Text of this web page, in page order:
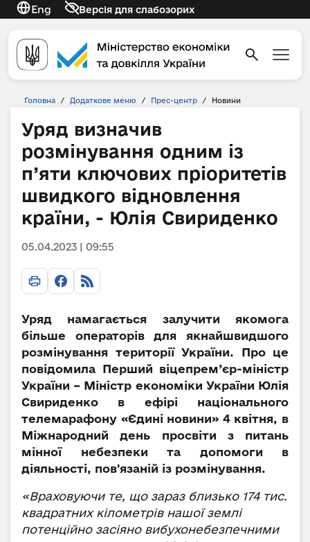
Eng Версія для слабозорих
Головна / Додаткове меню / Прес-центр / Новини
Уряд визначив
розмінування одним із
п’яти ключових пріоритетів
швидкого відновлення
країни, - Юлія Свириденко
05.04.2023 | 09:55
Уряд намагається залучити якомога
більше операторів для якнайшвидшого
розмінування території України. Про це
повідомила Перший віцепрем’єр-міністр
України – Міністр економіки України Юлія
Свириденко в ефірі національного
телемарафону «Єдині новини» 4 квітня, в
Міжнародний день просвіти з питань
мінної небезпеки та допомоги в
діяльності, пов'язаній із розмінування.
«Враховуючи те, що зараз близько 174 тис.
квадратних кілометрів нашої землі
потенційно засіяно вибухонебезпечними